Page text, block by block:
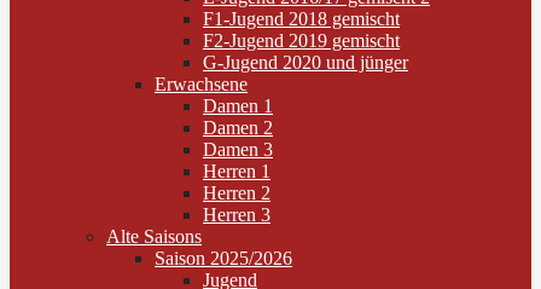
F1-Jugend 2018 gemischt
F2-Jugend 2019 gemischt
G-Jugend 2020 und jünger
Erwachsene
Damen 1
Damen 2
Damen 3
Herren 1
Herren 2
Herren 3
Alte Saisons
Saison 2025/2026
Jugend